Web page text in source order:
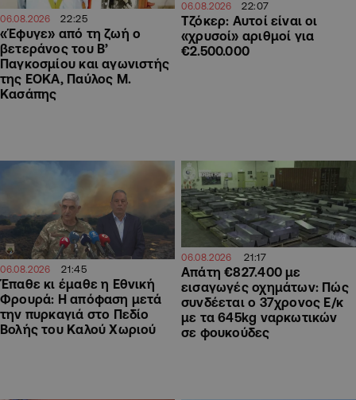
06.08.2026 22:25
«Έφυγε» από τη ζωή ο
βετεράνος του Β’
Παγκοσμίου και αγωνιστής
της ΕΟΚΑ, Παύλος Μ.
Κασάπης
06.08.2026 22:07
Τζόκερ: Αυτοί είναι οι
«χρυσοί» αριθμοί για
€2.500.000
06.08.2026 21:45
Έπαθε κι έμαθε η Εθνική
Φρουρά: Η απόφαση μετά
την πυρκαγιά στο Πεδίο
Βολής του Καλού Χωριού
06.08.2026 21:17
Απάτη €827.400 με
εισαγωγές οχημάτων: Πώς
συνδέεται ο 37χρονος Ε/κ
με τα 645kg ναρκωτικών
σε φουκούδες